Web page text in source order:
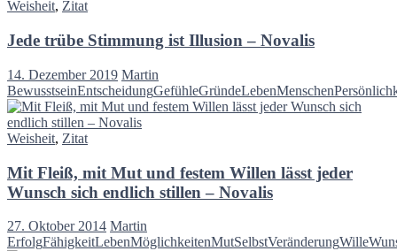
Weisheit, Zitat
Jede trübe Stimmung ist Illusion – Novalis
14. Dezember 2019 Martin
BewusstseinEntscheidungGefühleGründeLebenMenschen
Weisheit, Zitat
Mit Fleiß, mit Mut und festem Willen lässt jeder
Wunsch sich endlich stillen – Novalis
27. Oktober 2014 Martin
ErfolgFähigkeitLebenMöglichkeitenMutSelbstVeränderungWille